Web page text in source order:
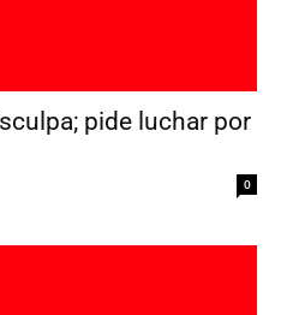
pide luchar por
0